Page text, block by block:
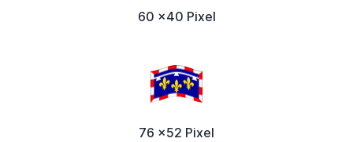
60 x40 Pixel
76 x52 Pixel